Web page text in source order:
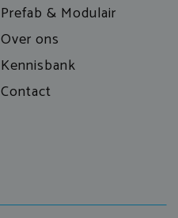
Prefab & Modulair
Over ons
Kennisbank
Contact